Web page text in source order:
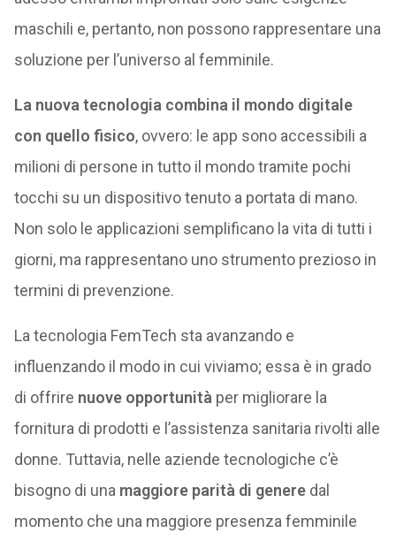
maschili e, pertanto, non possono rappresentare una
soluzione per l’universo al femminile.
La nuova tecnologia combina il mondo digitale
con quello fisico, ovvero: le app sono accessibili a
milioni di persone in tutto il mondo tramite pochi
tocchi su un dispositivo tenuto a portata di mano.
Non solo le applicazioni semplificano la vita di tutti i
giorni, ma rappresentano uno strumento prezioso in
termini di prevenzione.
La tecnologia FemTech sta avanzando e
influenzando il modo in cui viviamo; essa è in grado
di offrire nuove opportunità per migliorare la
fornitura di prodotti e l’assistenza sanitaria rivolti alle
donne. Tuttavia, nelle aziende tecnologiche c’è
bisogno di una maggiore parità di generedal
momento che una maggiore presenza femminile